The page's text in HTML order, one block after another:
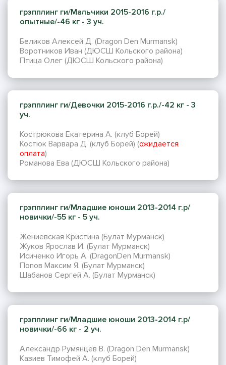
грэпплинг ги/Мальчики 2015-2016 г.р./
опытные/-46 кг - 3 уч.
Беликов Алексей Д. (Dragon Den Murmansk)
Воротников Иван (ДЮСШ Кольского района)
Птица Олег (ДЮСШ Кольского района)
грэпплинг ги/Девочки 2015-2016 г.р./-42 кг - 3
уч.
Кострюкова Екатерина А. (клуб Борей)
Костюк Варвара Д. (клуб Борей) (ожидается
оплата)
Романова Ева (ДЮСШ Кольского района)
грэпплинг ги/Младшие юноши 2013-2014 г.р/
новички/-55 кг - 5 уч.
Жениевская Кристина (Булат Мурманск)
Жуков Ярослав И. (Булат Мурманск)
Исиченко Игорь А. (DragonDen Murmansk)
Попов Максим Я. (Булат Мурманск)
Шабанов Сергей А. (Булат Мурманск)
грэпплинг ги/Младшие юноши 2013-2014 г.р/
новички/-66 кг - 2 уч.
Александр Румянцев В. (Dragon Den Murmansk)
Казиев Тимофей А. (клуб Борей)